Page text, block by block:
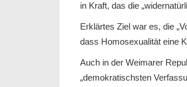
in Kraft, das die
Erklärtes Ziel war es, die
dass Homosexualität eine
Auch in der Weimarer
„demokratischsten